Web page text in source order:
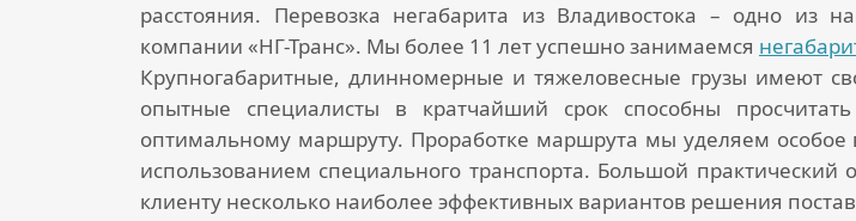
расстояния. Перевозка негабарита из Владивостока – одно из
компании «НГ-Транс». Мы более 11 лет успешно занимаемся
Крупногабаритные, длинномерные и тяжеловесные грузы имеют
опытные специалисты в кратчайший срок способны
оптимальному маршруту. Проработке маршрута мы уделяем
использованием специального транспорта. Большой
клиенту несколько наиболее эффективных вариантов решения